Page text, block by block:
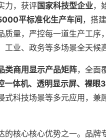
力，获评国家科技型企业，
平标准化生产车间，搭
量，严控每一道生产工序
业、政务等多场景全天候
类商用显示产品矩阵，全面
一体机、透明显示屏、裸眼
科技场景等多元应用，兼
的核心核心优势之一。品牌